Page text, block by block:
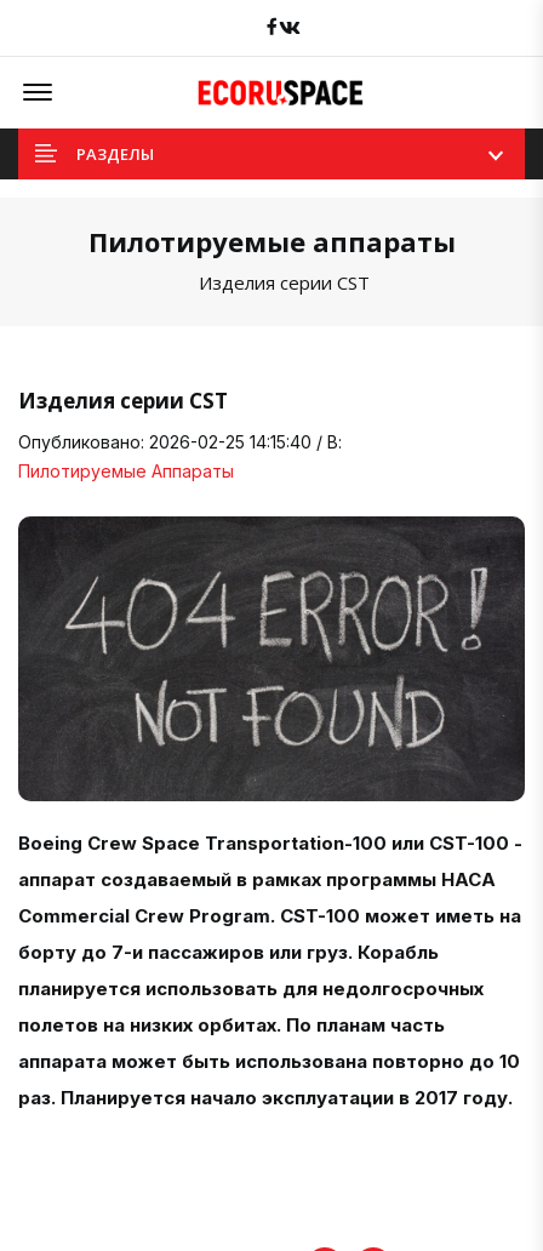
Facebook
Offcanvas Menu Open
РАЗДЕЛЫ
Пилотируемые аппараты
Изделия серии CST
Изделия серии CST
Опубликовано: 2026-02-25 14:15:40 / В:
Пилотируемые Аппараты
Boeing Crew Space Transportation-100 или CST-100 -
аппарат создаваемый в рамках программы НАСА
Commercial Crew Program. CST-100 может иметь на
борту до 7-и пассажиров или груз. Корабль
планируется использовать для недолгосрочных
полетов на низких орбитах. По планам часть
аппарата может быть использована повторно до 10
раз. Планируется начало эксплуатации в 2017 году.